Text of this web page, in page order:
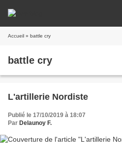
Accueil » battle cry
battle cry
L'artillerie Nordiste
Publié le 17/10/2019 à 18:07
Par Delaunoy F.